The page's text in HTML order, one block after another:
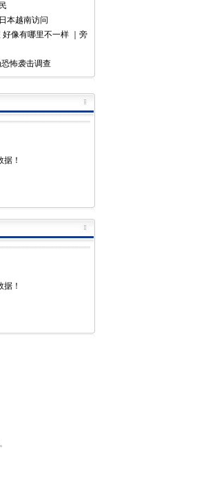
本越南访问
好像有哪里不一样 ｜旁
怖袭击调查
据！
据！